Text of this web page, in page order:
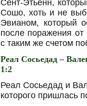
Сент-Этьенн,
Сошо, хоть и не
Эвианом, который
после поражения
с таким же счетом
Реал Сосьедад –
1:2
Реал Сосьедад и
которого пришлась